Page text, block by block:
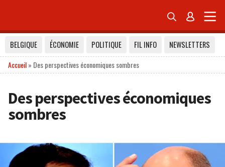
 
BELGIQUE ÉCONOMIE POLITIQUE FIL INFO
NEWSLETTERS
Accueil» Des perspectives économiques sombres
Des perspectives économiques
sombres